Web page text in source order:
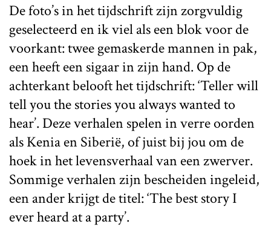
De foto’s in het tijdschrift zijn zorgvuldig
geselecteerd en ik viel als een blok voor de
voorkant: twee gemaskerde mannen in pak,
een heeft een sigaar in zijn hand. Op de
achterkant belooft het tijdschrift: ‘Teller will
tell you the stories you always wanted to
hear’. Deze verhalen spelen in verre oorden
als Kenia en Siberië, of juist bij jou om de
hoek in het levensverhaal van een zwerver.
Sommige verhalen zijn bescheiden ingeleid,
een ander krijgt de titel: ‘The best story I
ever heard at a party’.